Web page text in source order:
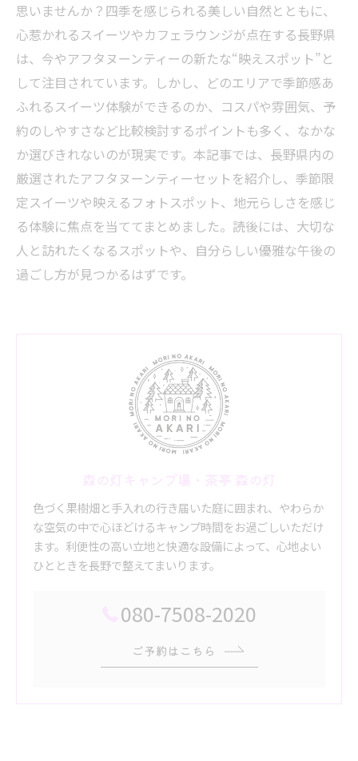
思いませんか？四季を感じられる美しい自然とともに、
心惹かれるスイーツやカフェラウンジが点在する長野県
は、今やアフタヌーンティーの新たな“映えスポット”と
して注目されています。しかし、どのエリアで季節感あ
ふれるスイーツ体験ができるのか、コスパや雰囲気、予
約のしやすさなど比較検討するポイントも多く、なかな
か選びきれないのが現実です。本記事では、長野県内の
厳選されたアフタヌーンティーセットを紹介し、季節限
定スイーツや映えるフォトスポット、地元らしさを感じ
る体験に焦点を当ててまとめました。読後には、大切な
人と訪れたくなるスポットや、自分らしい優雅な午後の
過ごし方が見つかるはずです。
色づく果樹畑と手入れの行き届いた庭に囲まれ、やわらか
な空気の中で心ほどけるキャンプ時間をお過ごしいただけ
ます。利便性の高い立地と快適な設備によって、心地よい
ひとときを長野で整えてまいります。
080-7508-2020
ご予約はこちら